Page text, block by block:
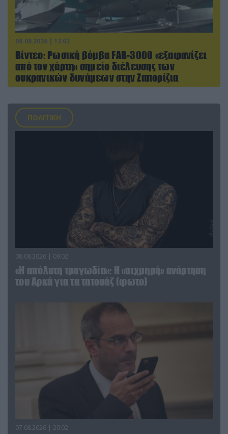
08.08.2026 | 13:02
Βίντεο: Ρωσική βόμβα FAB-3000 «εξαφανίζει
από τον χάρτη» σημείο διέλευσης των
ουκρανικών δυνάμεων στην Ζαπορίζια
ΠΟΛΙΤΙΚΗ
08.08.2026 | 09:02
«Η απόλυτη τραγωδία»: Η «αιχμηρή» ανάρτηση
του Αρκά για τα τατουάζ (φωτο)
07.08.2026 | 20:02